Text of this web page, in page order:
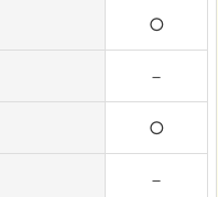
○
－
○
－